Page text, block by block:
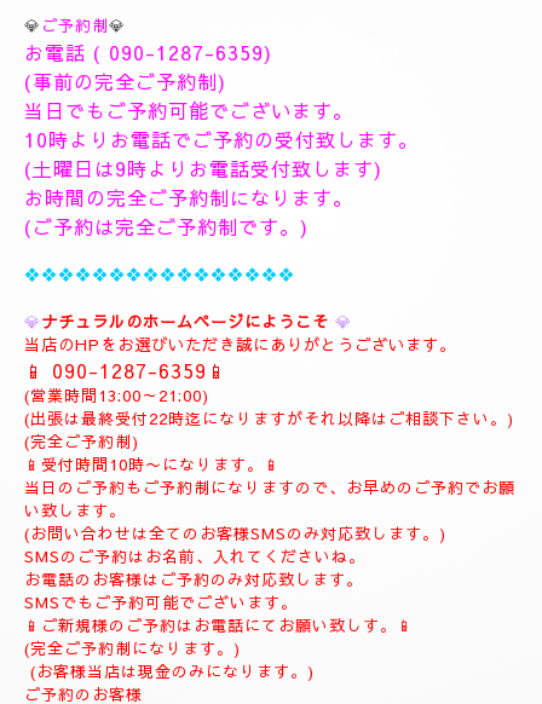
💎 ご予約制 💎
お電話 (090-1287-6359
(事前の完全ご予約制)
当日でもご予約可能でございます。
10時よりお電話でご予約の受付致します。
(土曜日は9時よりお電話受付致します)
お時間の完全ご予約制になります。
(ご予約は完全ご予約制です。)
❖❖❖❖❖❖❖❖❖❖❖❖❖❖❖❖
💎 ナチュラルのホームページにようこそ
当店のHPをお選びいただき誠にありがとうございます。
📱090-1287-6359📱
(営業時間13:00～21:00)
(出張は最終受付22時迄になりますがそれ以降はご相談下さい。)
(完全ご予約制)
📱受付時間10時〜になります。📱
当日のご予約もご予約制になりますので、お早めのご予約でお願
い致します。
(お問い合わせは全てのお客様SMSのみ対応致します。)
SMSのご予約はお名前、入れてくださいね。
お電話のお客様はご予約のみ対応致します。
SMSでもご予約可能でございます。
📱ご新規様のご予約はお電話にてお願い致しす。📱
(完全ご予約制になります。)